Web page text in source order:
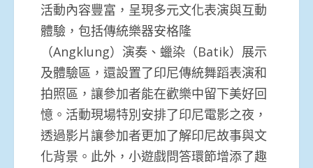
活動內容豐富，呈現多元文化表演與互動
體驗，包括傳統樂器安格隆
（Angklung）演奏、蠟染（Batik）展示
及體驗區，還設置了印尼傳統舞蹈表演和
拍照區，讓參加者能在歡樂中留下美好回
憶。活動現場特別安排了印尼電影之夜，
透過影片讓參加者更加了解印尼故事與文
化背景。此外，小遊戲問答環節增添了趣